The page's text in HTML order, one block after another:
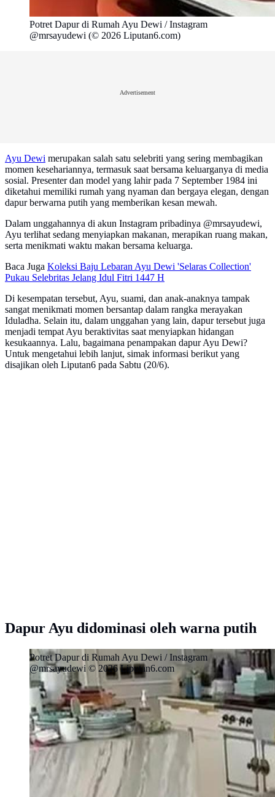
Potret Dapur di Rumah Ayu Dewi / Instagram
@mrsayudewi (© 2026 Liputan6.com)
Advertisement
Ayu Dewi merupakan salah satu selebriti yang sering membagikan
momen kesehariannya, termasuk saat bersama keluarganya di media
sosial. Presenter dan model yang lahir pada 7 September 1984 ini
diketahui memiliki rumah yang nyaman dan bergaya elegan, dengan
dapur berwarna putih yang memberikan kesan mewah.
Dalam unggahannya di akun Instagram pribadinya @mrsayudewi,
Ayu terlihat sedang menyiapkan makanan, merapikan ruang makan,
serta menikmati waktu makan bersama keluarga.
Baca Juga Koleksi Baju Lebaran Ayu Dewi 'Selaras Collection'
Pukau Selebritas Jelang Idul Fitri 1447 H
Di kesempatan tersebut, Ayu, suami, dan anak-anaknya tampak
sangat menikmati momen bersantap dalam rangka merayakan
Iduladha. Selain itu, dalam unggahan yang lain, dapur tersebut juga
menjadi tempat Ayu beraktivitas saat menyiapkan hidangan
kesukaannya. Lalu, bagaimana penampakan dapur Ayu Dewi?
Untuk mengetahui lebih lanjut, simak informasi berikut yang
disajikan oleh Liputan6 pada Sabtu (20/6).
Dapur Ayu didominasi oleh warna putih
Potret Dapur di Rumah Ayu Dewi / Instagram
@mrsayudewi © 2026 Liputan6.com